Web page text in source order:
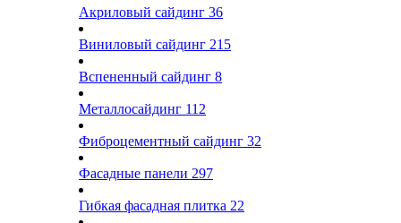
Акриловый сайдинг 36
Виниловый сайдинг 215
Вспененный сайдинг 8
Металлосайдинг 112
Фиброцементный сайдинг 32
Фасадные панели 297
Гибкая фасадная плитка 22